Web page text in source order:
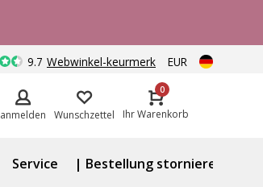
9.7 Webwinkel-keurmerk EUR
anmelden Wunschzettel
0
Ihr Warenkorb
Service | Bestellung stornieren